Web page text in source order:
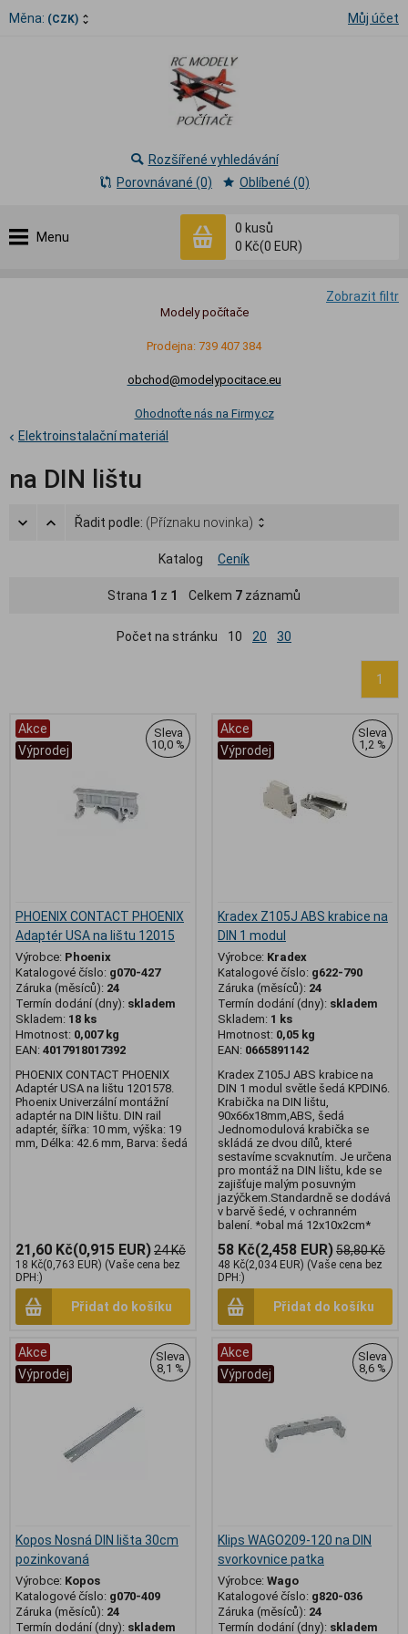
Měna: (CZK) Můj účet
Menu
0 kusů
0 Kč(0 EUR)
Rozšířené vyhledávání
Porovnávané (0)
Oblíbené (0)
Zobrazit filtr
Modely počítače
Prodejna: 739 407 384
obchod@modelypocitace.eu
Ohodnoťte nás na Firmy.cz
Elektroinstalační materiál
na DIN lištu
Řadit podle: (Příznaku novinka)
Katalog Ceník
Strana 1 z 1 Celkem 7 záznamů
Počet na stránku 10 20 30
1
Akce
Výprodej
Sleva
10,0 %
PHOENIX CONTACT PHOENIX
Adaptér USA na lištu 12015
Výrobce: Phoenix
Katalogové číslo: g070-427
Záruka (měsíců): 24
Termín dodání (dny): skladem
Skladem: 18 ks
Hmotnost: 0,007 kg
EAN: 4017918017392
PHOENIX CONTACT PHOENIX
Adaptér USA na lištu 1201578.
Phoenix Univerzální montážní
adaptér na DIN lištu. DIN rail
adaptér, šířka: 10 mm, výška: 19
mm, Délka: 42.6 mm, Barva: šedá
21,60 Kč(0,915 EUR)24 Kč
18 Kč(0,763 EUR) (Vaše cena bez
DPH:)
Přidat do košíku
Akce
Výprodej
Sleva
1,2 %
Kradex Z105J ABS krabice na
DIN 1 modul
Výrobce: Kradex
Katalogové číslo: g622-790
Záruka (měsíců): 24
Termín dodání (dny): skladem
Skladem: 1 ks
Hmotnost: 0,05 kg
EAN: 0665891142
Kradex Z105J ABS krabice na
DIN 1 modul světle šedá KPDIN6.
Krabička na DIN lištu,
90x66x18mm,ABS, šedá
Jednomodulová krabička se
skládá ze dvou dílů, které
sestavíme scvaknutím. Je určena
pro montáž na DIN lištu, kde se
zajišťuje malým posuvným
jazýčkem.Standardně se dodává
v barvě šedé, v ochranném
balení. *obal má 12x10x2cm*
58 Kč(2,458 EUR)58,80 Kč
48 Kč(2,034 EUR) (Vaše cena bez
DPH:)
Přidat do košíku
Akce
Výprodej
Sleva
8,1 %
Kopos Nosná DIN lišta 30cm
pozinkovaná
Výrobce: Kopos
Katalogové číslo: g070-409
Záruka (měsíců): 24
Termín dodání (dny): skladem
Akce
Výprodej
Sleva
8,6 %
Klips WAGO209-120 na DIN
svorkovnice patka
Výrobce: Wago
Katalogové číslo: g820-036
Záruka (měsíců): 24
Termín dodání (dny): skladem